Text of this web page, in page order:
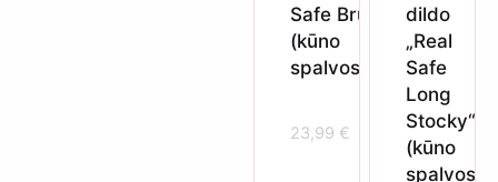
Safe Brush“
(kūno
spalvos)
23,99 €
dildo
„Real
Safe
Long
Stocky“
(kūno
spalvos)